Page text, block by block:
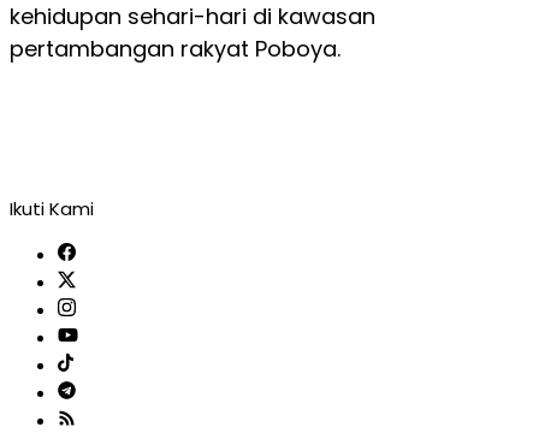
kehidupan sehari-hari di kawasan
pertambangan rakyat Poboya.
Ikuti Kami